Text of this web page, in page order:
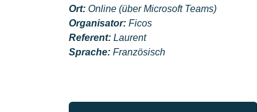
Ort: Online (über Microsoft Teams)
Organisator: Ficos
Referent: Laurent
Sprache: Französisch